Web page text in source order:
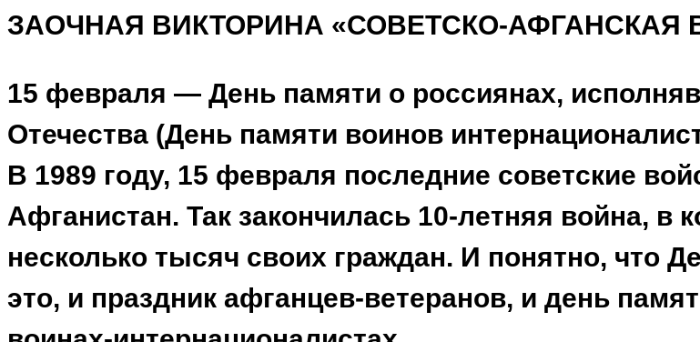
ЗАОЧНАЯ ВИКТОРИНА «СОВЕТСКО-АФГАНСКАЯ
15 февраля — День памяти о россиянах,
Отечества (День памяти воинов
В 1989 году, 15 февраля последние советские
Афганистан. Так закончилась 10-летняя война, в
несколько тысяч своих граждан. И понятно, что
это, и праздник афганцев-ветеранов, и день